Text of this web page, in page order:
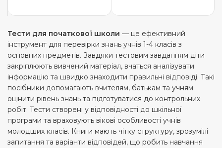
Тести для початкової школи — це ефективний
інструмент для перевірки знань учнів 1-4 класів з
основних предметів. Завдяки тестовим завданням діти
закріплюють вивчений матеріал, вчаться аналізувати
інформацію та швидко знаходити правильні відповіді. Такі
посібники допомагають вчителям, батькам та учням
оцінити рівень знань та підготуватися до контрольних
робіт. Тести створені у відповідності до шкільної
програми та враховують вікові особливості учнів
молодших класів. Книги мають чітку структуру, зрозумілі
запитання та варіанти відповідей, що робить навчання